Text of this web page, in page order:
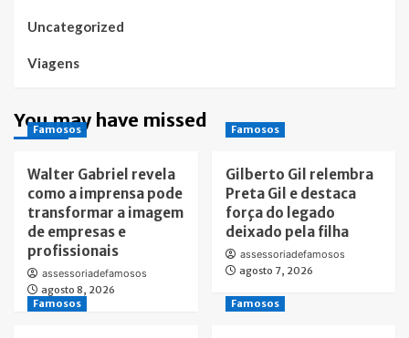
Uncategorized
Viagens
You may have missed
Famosos
Walter Gabriel revela
como a imprensa pode
transformar a imagem
de empresas e
profissionais
assessoriadefamosos
agosto 8, 2026
Famosos
Gilberto Gil relembra
Preta Gil e destaca
força do legado
deixado pela filha
assessoriadefamosos
agosto 7, 2026
Famosos Famosos